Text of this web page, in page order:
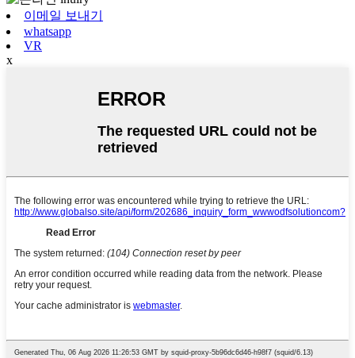
이메일 보내기
whatsapp
VR
x